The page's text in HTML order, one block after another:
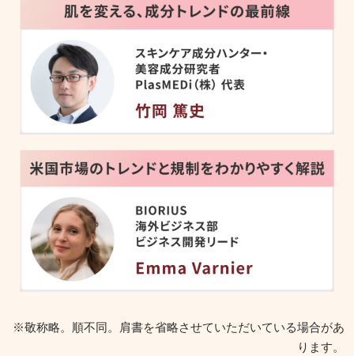
※敬称略。順不同。肩書を省略させていただいている場合があ
ります。